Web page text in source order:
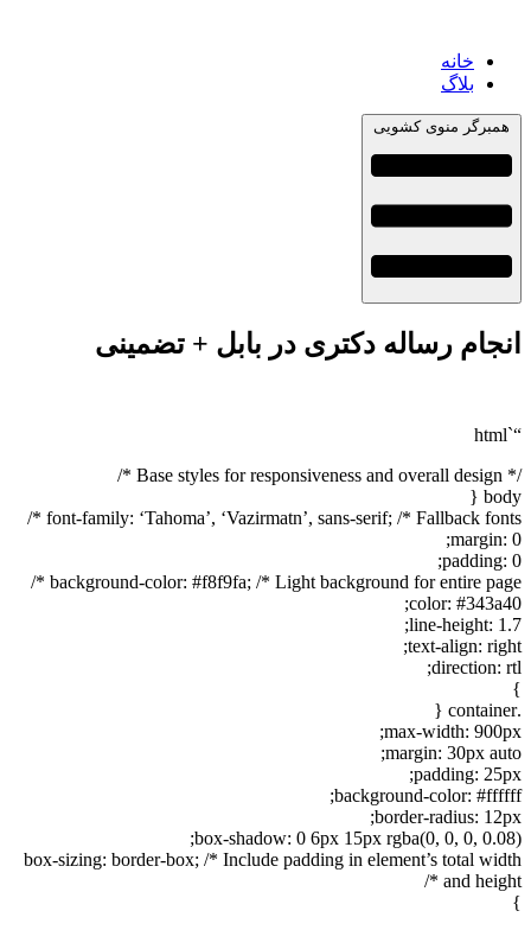
خانه
بلاگ
همبرگر منوی کشویی
انجام رساله دکتری در بابل + تضمینی
“`html
/* Base styles for responsiveness and overall design */
body {
font-family: ‘Tahoma’, ‘Vazirmatn’, sans-serif; /* Fallback fonts */
margin: 0;
padding: 0;
background-color: #f8f9fa; /* Light background for entire page */
color: #343a40;
line-height: 1.7;
text-align: right;
direction: rtl;
}
.container {
max-width: 900px;
margin: 30px auto;
padding: 25px;
background-color: #ffffff;
border-radius: 12px;
box-shadow: 0 6px 15px rgba(0, 0, 0, 0.08);
box-sizing: border-box; /* Include padding in element’s total width
and height */
}